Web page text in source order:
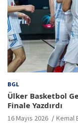
BGL
Ülker Basketbol
Finale Yazdırdı
16 Mayıs 2026 Kemal